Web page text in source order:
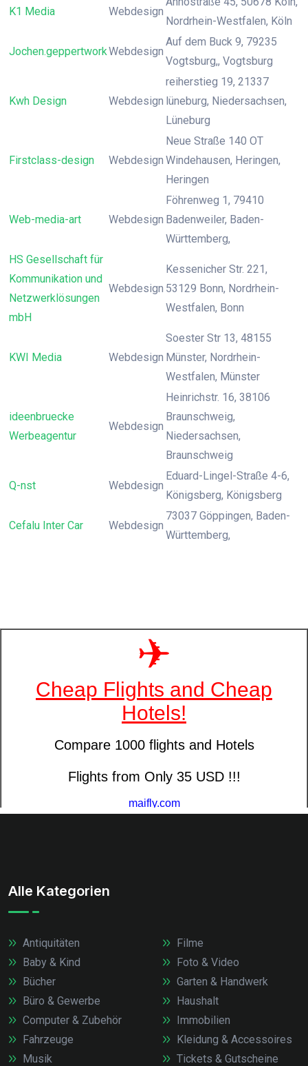
K1 Media Webdesign
Nordrhein-Westfalen, Köln
Jochen.geppertworkWebdesign
Auf dem Buck 9, 79235
Vogtsburg,, Vogtsburg
Kwh Design Webdesign
reiherstieg 19, 21337
lüneburg, Niedersachsen,
Lüneburg
Firstclass-design Webdesign
Neue Straße 140 OT
Windehausen, Heringen,
Heringen
Web-media-art Webdesign
Föhrenweg 1, 79410
Badenweiler, Baden-
Württemberg,
HS Gesellschaft für
Kommunikation und
Netzwerklösungen
mbH
Webdesign
Kessenicher Str. 221,
53129 Bonn, Nordrhein-
Westfalen, Bonn
KWI Media Webdesign
Soester Str 13, 48155
Münster, Nordrhein-
Westfalen, Münster
ideenbruecke
Werbeagentur
Webdesign
Heinrichstr. 16, 38106
Braunschweig,
Niedersachsen,
Braunschweig
Q-nst Webdesign
Eduard-Lingel-Straße 4-6,
Königsberg, Königsberg
Cefalu Inter Car Webdesign
73037 Göppingen, Baden-
Württemberg,
Alle Kategorien
Antiquitäten
Baby & Kind
Bücher
Büro & Gewerbe
Computer & Zubehör
Fahrzeuge
Filme
Foto & Video
Garten & Handwerk
Haushalt
Immobilien
Kleidung & Accessoires
Musik
Tickets & Gutscheine